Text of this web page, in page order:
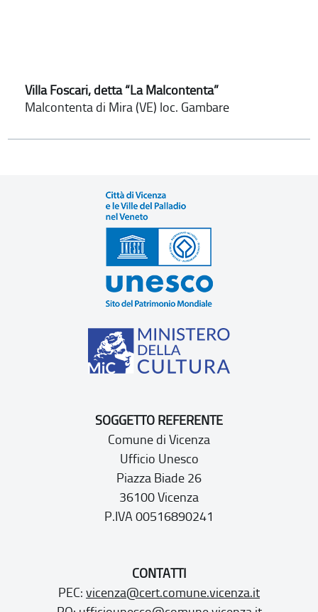
Villa Foscari, detta “La Malcontenta”
Malcontenta di Mira (VE) loc. Gambare
SOGGETTO REFERENTE
Comune di Vicenza
Ufficio Unesco
Piazza Biade 26
36100 Vicenza
P.IVA 00516890241
CONTATTI
PEC: vicenza@cert.comune.vicenza.it